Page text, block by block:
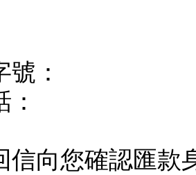
：
信向您確認匯款